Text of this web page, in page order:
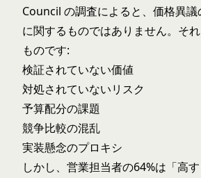
Council の調査によると、価格異議
に関するものではありません。そ
ものです:
検証されていない価値
対処されていないリスク
予算配分の課題
競争比較の混乱
実装懸念のプロキシ
しかし、営業担当者の64%は「高す